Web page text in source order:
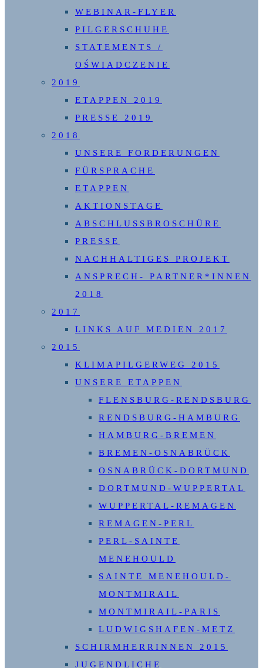
WEBINAR-FLYER
PILGERSCHUHE
STATEMENTS /
OŚWIADCZENIE
2019
ETAPPEN 2019
PRESSE 2019
2018
UNSERE FORDERUNGEN
FÜRSPRACHE
ETAPPEN
AKTIONSTAGE
ABSCHLUSSBROSCHÜRE
PRESSE
NACHHALTIGES PROJEKT
ANSPRECH- PARTNER*INNEN
2018
2017
LINKS AUF MEDIEN 2017
2015
KLIMAPILGERWEG 2015
UNSERE ETAPPEN
FLENSBURG-RENDSBURG
RENDSBURG-HAMBURG
HAMBURG-BREMEN
BREMEN-OSNABRÜCK
OSNABRÜCK-DORTMUND
DORTMUND-WUPPERTAL
WUPPERTAL-REMAGEN
REMAGEN-PERL
PERL-SAINTE
MENEHOULD
SAINTE MENEHOULD-
MONTMIRAIL
MONTMIRAIL-PARIS
LUDWIGSHAFEN-METZ
SCHIRMHERRINNEN 2015
JUGENDLICHE